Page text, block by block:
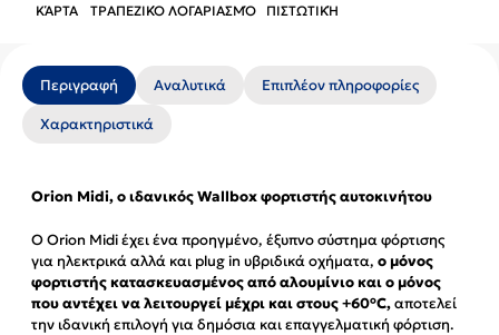
ΚΆΡΤΑ
ΤΡΑΠΕΖΙΚΌ ΛΟΓΑΡΙΑΣΜΌ
ΠΙΣΤΩΤΙΚΉ
Περιγραφή Αναλυτικά Επιπλέον πληροφορίες
Χαρακτηριστικά
Orion Midi, ο ιδανικός Wallbox φορτιστής αυτοκινήτου
Ο Orion Midi έχει ένα προηγμένο, έξυπνο σύστημα φόρτισης
για ηλεκτρικά αλλά και plug in υβριδικά οχήματα, ο μόνος
φορτιστής κατασκευασμένος από αλουμίνιο και ο μόνος
που αντέχει να λειτουργεί μέχρι και στους +60°C,αποτελεί
την ιδανική επιλογή για δημόσια και επαγγελματική φόρτιση.